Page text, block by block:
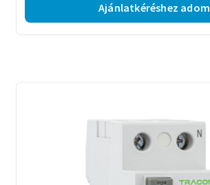
Ajánlatkéréshez adom